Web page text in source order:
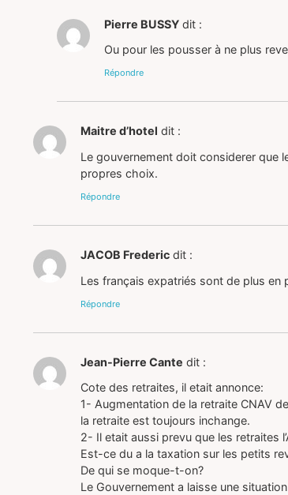
Pierre BUSSY dit :
Ou pour les pousser à ne plus
Répondre
Maitre d’hotel dit :
Le gouvernement doit considerer que
propres choix.
Répondre
JACOB Frederic dit :
Les français expatriés sont de plus
Répondre
Jean-Pierre Cante dit :
Cote des retraites, il etait annonce:
1- Augmentation de la retraite CNAV
la retraite est toujours inchange.
2- Il etait aussi prevu que les retraites
Est-ce du a la taxation sur les petits
De qui se moque-t-on?
Le Gouvernement a laisse une